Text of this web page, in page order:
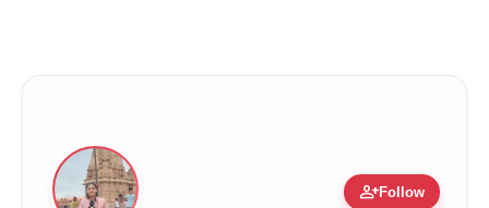
person_addFollow